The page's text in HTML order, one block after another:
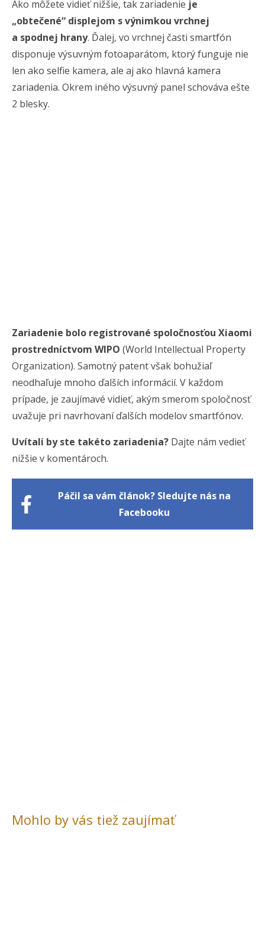
Ako môžete vidieť nižšie, tak zariadenie je
„obtečené“ displejom s výnimkou vrchnej
a spodnej hrany. Ďalej, vo vrchnej časti smartfón
disponuje výsuvným fotoaparátom, ktorý funguje nie
len ako selfie kamera, ale aj ako hlavná kamera
zariadenia. Okrem iného výsuvný panel schováva ešte
2 blesky.
Zariadenie bolo registrované spoločnosťou Xiaomi
prostredníctvom WIPO (World Intellectual Property
Organization). Samotný patent však bohužiaľ
neodhaľuje mnoho ďalších informácií. V každom
prípade, je zaujímavé vidieť, akým smerom spoločnosť
uvažuje pri navrhovaní ďalších modelov smartfónov.
Uvítali by ste takéto zariadenia? Dajte nám vedieť
nižšie v komentároch.
Páčil sa vám článok? Sledujte nás na
Facebooku
Mohlo by vás tiež zaujímať